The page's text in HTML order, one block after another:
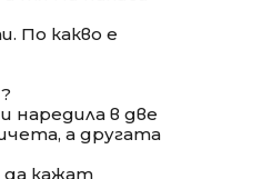
По какво е
наредила в две
а другата
кажат